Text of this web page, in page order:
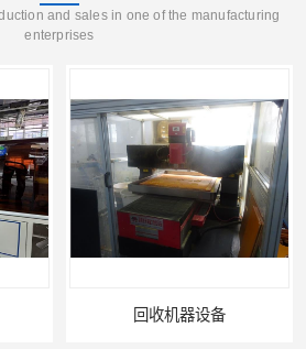
and sales in one of the manufacturing
enterprises